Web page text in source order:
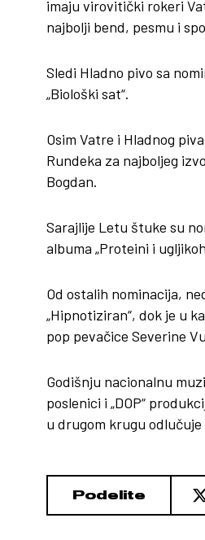
imaju virovitički rokeri
najbolji bend, pesmu i
Sledi Hladno pivo sa
„Biološki sat“.
Osim Vatre i Hladnog
Rundeka za najboljeg
Bogdan.
Sarajlije Letu štuke su
albuma „Proteini i
Od ostalih nominacija,
„Hipnotiziran“, dok je u
pop pevačice Severine
Godišnju nacionalnu
poslenici i „DOP“
u drugom krugu
Podelite